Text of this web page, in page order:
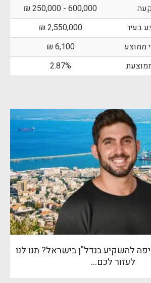
600,000 - 250,000 ₪
בעיר
2,550,000 ₪
ממוצע
6,100 ₪
2.87%
להשקיע בנדל"ן בישראל? תנו לנו
לעזור לכם…